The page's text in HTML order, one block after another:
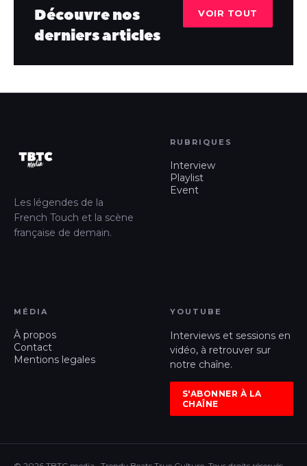
Découvre nos
derniers articles
VOIR TOUT
Les légendes de la
French Touch et la scène
française de demain.
RUBRIQUES
Interview
Playlist
Event
MÉDIA
À propos
Contact
Mentions legales
YOUTUBE
Interviews et sessions en
vidéo, à retrouver sur
notre chaîne.
S'ABONNER À LA
CHAÎNE